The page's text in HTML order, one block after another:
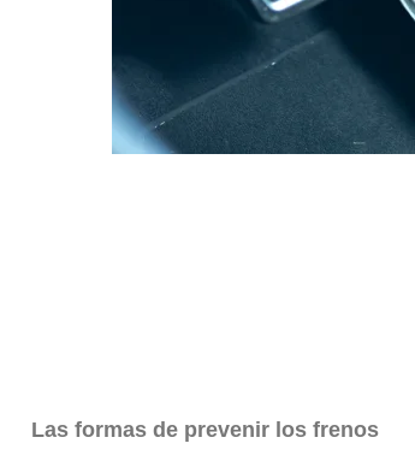
Las formas de prevenir los frenos